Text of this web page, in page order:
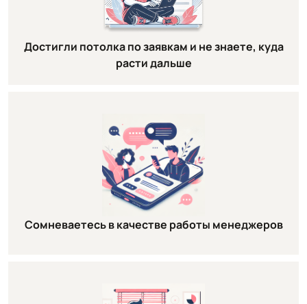
Достигли потолка по заявкам и не знаете, куда
расти дальше
Сомневаетесь в качестве работы менеджеров